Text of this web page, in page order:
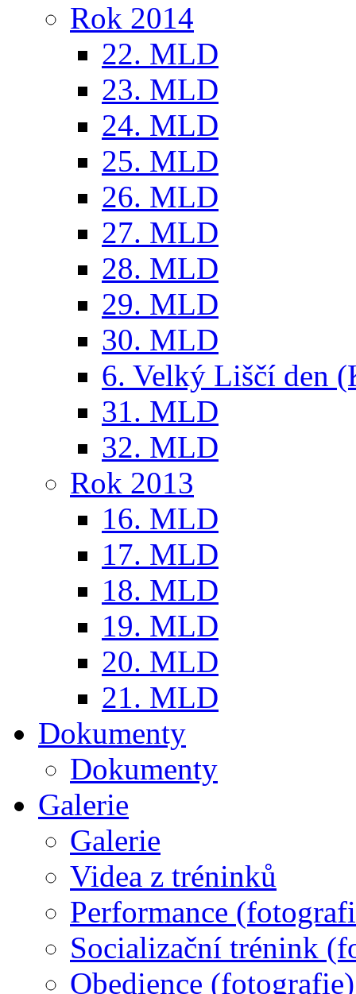
Rok 2014
22. MLD
23. MLD
24. MLD
25. MLD
26. MLD
27. MLD
28. MLD
29. MLD
30. MLD
6. Velký Liščí den
31. MLD
32. MLD
Rok 2013
16. MLD
17. MLD
18. MLD
19. MLD
20. MLD
21. MLD
Dokumenty
Dokumenty
Galerie
Galerie
Videa z tréninků
Performance
Socializační trénink
Obedience (fotografie)